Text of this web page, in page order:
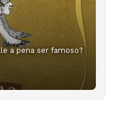
a pena ser famoso?